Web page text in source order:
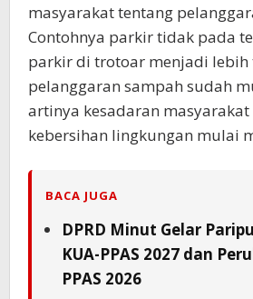
masyarakat tentang
Contohnya parkir tidak pada
parkir di trotoar menjadi
pelanggaran sampah sudah
artinya kesadaran
kebersihan lingkungan mulai
BACA JUGA
DPRD Minut Gelar
KUA-PPAS 2027 dan
PPAS 2026